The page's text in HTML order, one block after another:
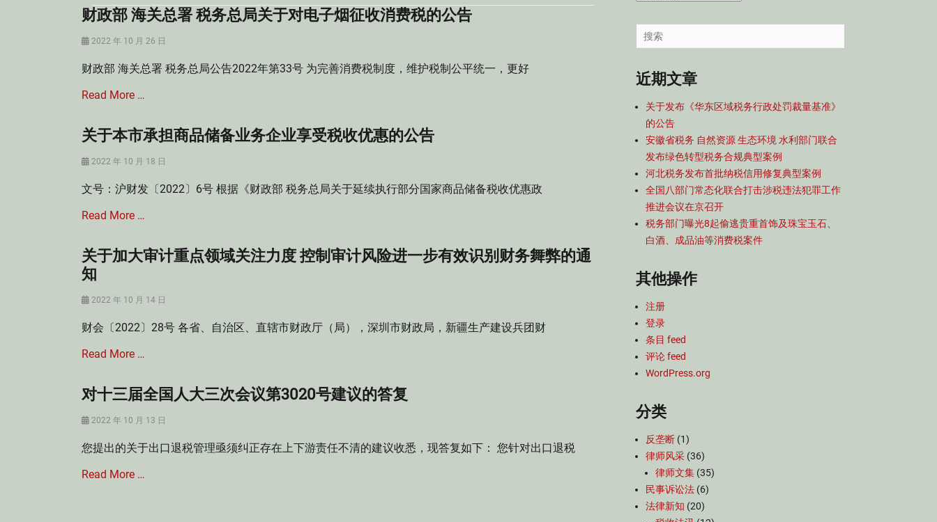
财政部 海关总署 税务总局关于对电子烟征收消费税的公告
Posted
2022 年 10 月 26 日
财政部 海关总署 税务总局公告2022年第33号 为完善消费税制度，维护税制公平统一，更好
Read More …
Categories
费
法
消
税
,
电
子
征
消
,
门
范
性
关于本市承担商品储备业务企业享受税收优惠的公告
Posted
2022 年 10 月 18 日
文号：沪财发〔2022〕6号 根据《财政部 税务总局关于延续执行部分国家商品储备税收优惠政
Read More …
Categories
印
花
税
镇
使
用
法
房
关于加大审计重点领域关注力度 控制审计风险进一步有效识别财务舞弊的通
知
Posted
2022 年 10 月 14 日
财会〔2022〕28号 各省、自治区、直辖市财政厅（局），深圳市财政局，新疆生产建设兵团财
Read More …
Categories
会
Tags
计
对十三届全国人大三次会议第3020号建议的答复
Posted
2022 年 10 月 13 日
您提出的关于出口退税管理亟须纠正存在上下游责任不清的建议收悉，现答复如下： 您针对出口退税
Read More …
导
航
Search
for:
近期文章
关于发布《华东区域税务行政处罚裁量基准》
的公告
安徽省税务 自然资源 生态环境 水利部门联合
发布绿色转型税务合规典型案例
河北税务发布首批纳税信用修复典型案例
全国八部门常态化联合打击涉税违法犯罪工作
推进会议在京召开
税务部门曝光8起偷逃贵重首饰及珠宝玉石、
白酒、成品油等消费税案件
其他操作
注册
登录
条目 feed
评论 feed
WordPress.org
分类
反垄断 (1)
律师风采 (36)
律师文集 (35)
民事诉讼法 (6)
法律新知 (20)